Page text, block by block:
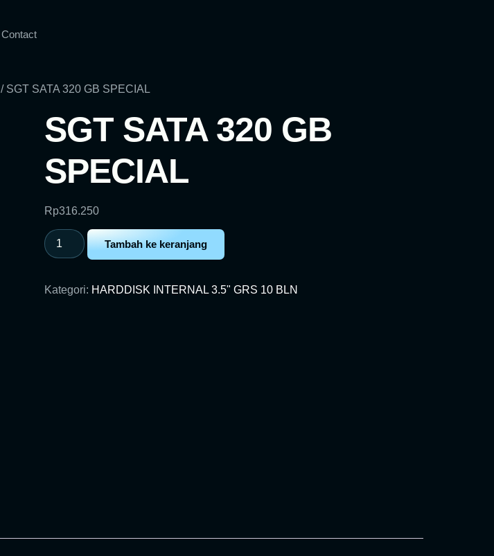
Contact
/ SGT SATA 320 GB SPECIAL
SGT SATA 320 GB
SPECIAL
Rp316.250
Tambah ke keranjang
Kategori: HARDDISK INTERNAL 3.5" GRS 10 BLN